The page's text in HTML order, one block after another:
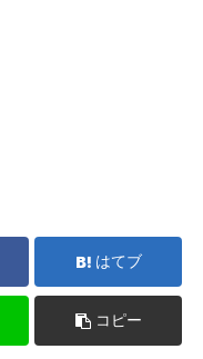
はてブ
コピー